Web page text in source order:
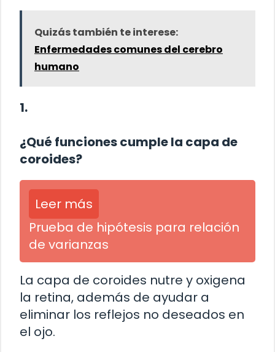
Quizás también te interese:
Enfermedades comunes del cerebro
humano
1.
¿Qué funciones cumple la capa de
coroides?
Leer más
Prueba de hipótesis para relación
de varianzas
La capa de coroides nutre y oxigena
la retina, además de ayudar a
eliminar los reflejos no deseados en
el ojo.